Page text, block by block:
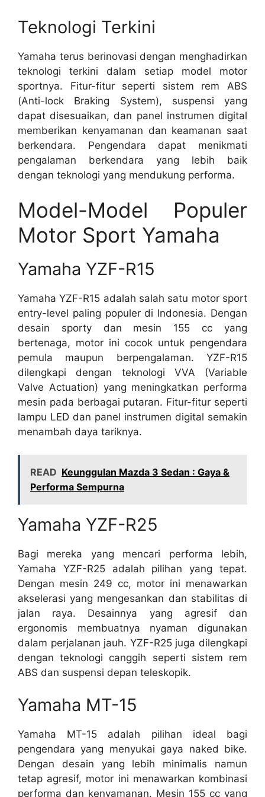
Teknologi Terkini
Yamaha terus berinovasi dengan menghadirkan
teknologi terkini dalam setiap model motor
sportnya. Fitur-fitur seperti sistem rem ABS
(Anti-lock Braking System), suspensi yang
dapat disesuaikan, dan panel instrumen digital
memberikan kenyamanan dan keamanan saat
berkendara. Pengendara dapat menikmati
pengalaman berkendara yang lebih baik
dengan teknologi yang mendukung performa.
Model-Model Populer
Motor Sport Yamaha
Yamaha YZF-R15
Yamaha YZF-R15 adalah salah satu motor sport
entry-level paling populer di Indonesia. Dengan
desain sporty dan mesin 155 cc yang
bertenaga, motor ini cocok untuk pengendara
pemula maupun berpengalaman. YZF-R15
dilengkapi dengan teknologi VVA (Variable
Valve Actuation) yang meningkatkan performa
mesin pada berbagai putaran. Fitur-fitur seperti
lampu LED dan panel instrumen digital semakin
menambah daya tariknya.
READ Keunggulan Mazda 3 Sedan : Gaya &
Performa Sempurna
Yamaha YZF-R25
Bagi mereka yang mencari performa lebih,
Yamaha YZF-R25 adalah pilihan yang tepat.
Dengan mesin 249 cc, motor ini menawarkan
akselerasi yang mengesankan dan stabilitas di
jalan raya. Desainnya yang agresif dan
ergonomis membuatnya nyaman digunakan
dalam perjalanan jauh. YZF-R25 juga dilengkapi
dengan teknologi canggih seperti sistem rem
ABS dan suspensi depan teleskopik.
Yamaha MT-15
Yamaha MT-15 adalah pilihan ideal bagi
pengendara yang menyukai gaya naked bike.
Dengan desain yang lebih minimalis namun
tetap agresif, motor ini menawarkan kombinasi
performa dan kenyamanan. Mesin 155 cc yang